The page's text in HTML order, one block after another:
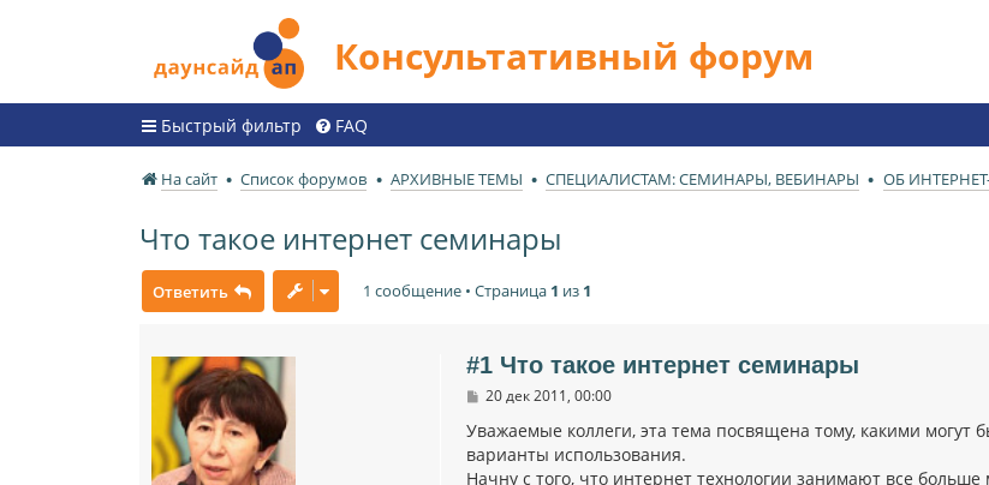
Консультативный форум
Быстрый фильтр FAQ
На сайт Список форумов АРХИВНЫЕ ТЕМЫ СПЕЦИАЛИСТАМ: СЕМИНАРЫ, ВЕБИНАРЫ ОБ
Что такое интернет семинары
Ответить 1 сообщение • Страница 1 из 1
#1 Что такое интернет семинары
С
о
щ
е
20 дек 2011, 00:00
Уважаемые коллеги, эта тема посвящена тому, какими
варианты использования.
Начну с того, что интернет технологии занимают все